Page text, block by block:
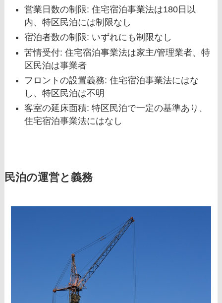
営業日数の制限: 住宅宿泊事業法は180日以
内、特区民泊には制限なし
宿泊者数の制限: いずれにも制限なし
苦情受付: 住宅宿泊事業法は家主/管理業者、特
区民泊は事業者
フロントの設置義務: 住宅宿泊事業法にはな
し、特区民泊は不明
客室の延床面積: 特区民泊で一定の基準あり、
住宅宿泊事業法にはなし
民泊の運営と義務